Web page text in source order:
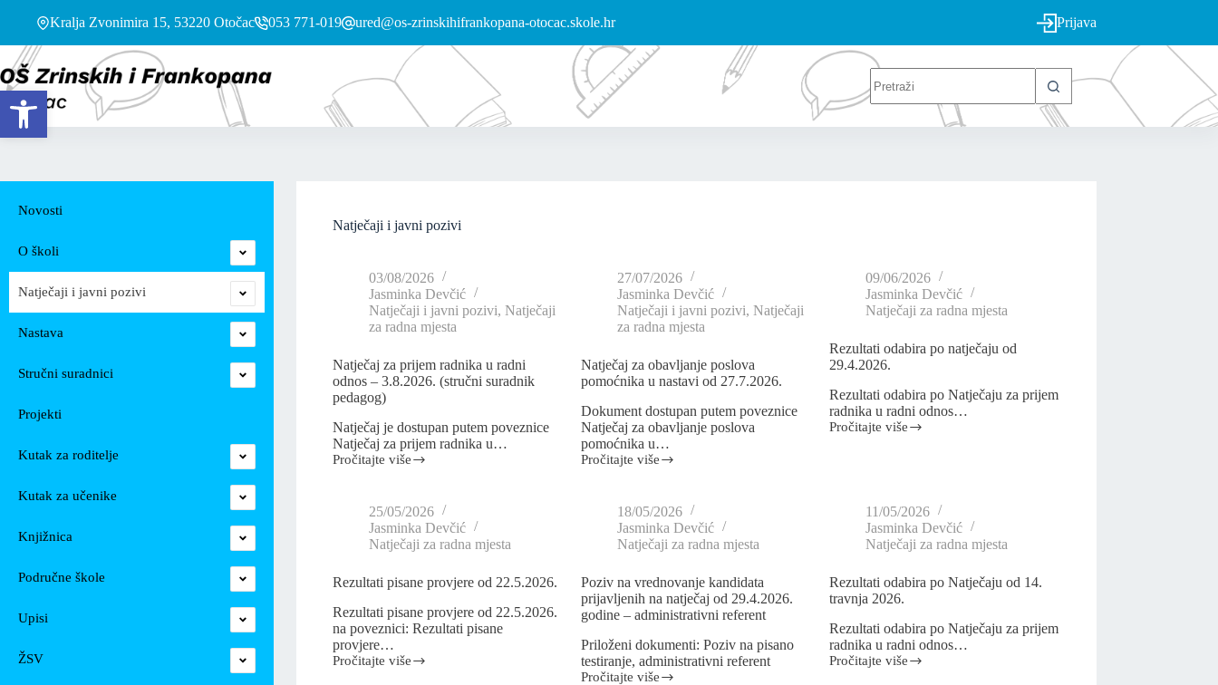
Open toolbar
Kralja Zvonimira 15, 53220 Otočac 053 771-019 ured@os-zrinskihifrankopana-otocac.skole.hr Prijava
Natječaji i javni pozivi
03/08/2026
Jasminka Devčić
Natječaji i javni pozivi, Natječaji
za radna mjesta
Natječaj za prijem radnika u radni
odnos – 3.8.2026. (stručni suradnik
pedagog)
Natječaj je dostupan putem poveznice
Natječaj za prijem radnika u…
Pročitajte više
27/07/2026
Jasminka Devčić
Natječaji i javni pozivi, Natječaji
za radna mjesta
Natječaj za obavljanje poslova
pomoćnika u nastavi od 27.7.2026.
Dokument dostupan putem poveznice
Natječaj za obavljanje poslova
pomoćnika u…
Pročitajte više
09/06/2026
Jasminka Devčić
Natječaji za radna mjesta
Rezultati odabira po natječaju od
29.4.2026.
Rezultati odabira po Natječaju za prijem
radnika u radni odnos…
Pročitajte više
25/05/2026
Jasminka Devčić
Natječaji za radna mjesta
Rezultati pisane provjere od 22.5.2026.
Rezultati pisane provjere od 22.5.2026.
na poveznici: Rezultati pisane
provjere…
Pročitajte više
18/05/2026
Jasminka Devčić
Natječaji za radna mjesta
Poziv na vrednovanje kandidata
prijavljenih na natječaj od 29.4.2026.
godine – administrativni referent
Priloženi dokumenti: Poziv na pisano
testiranje, administrativni referent
Pročitajte više
11/05/2026
Jasminka Devčić
Natječaji za radna mjesta
Rezultati odabira po Natječaju od 14.
travnja 2026.
Rezultati odabira po Natječaju za prijem
radnika u radni odnos…
Pročitajte više
Novosti
O školi
Natječaji i javni pozivi
Nastava
Stručni suradnici
Projekti
Kutak za roditelje
Kutak za učenike
Knjižnica
Područne škole
Upisi
ŽSV